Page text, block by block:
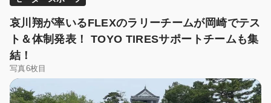
哀川翔が率いるFLEXのラリーチームが岡崎でテス
ト＆体制発表！ TOYO TIRESサポートチームも集
結！
写真6枚目